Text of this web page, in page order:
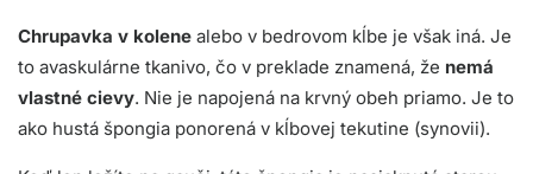
Chrupavka v kolene alebo v bedrovom kĺbe je však iná. Je
to avaskulárne tkanivo, čo v preklade znamená, že nemá
vlastné cievy. Nie je napojená na krvný obeh priamo. Je to
ako hustá špongia ponorená v kĺbovej tekutine (synovii).